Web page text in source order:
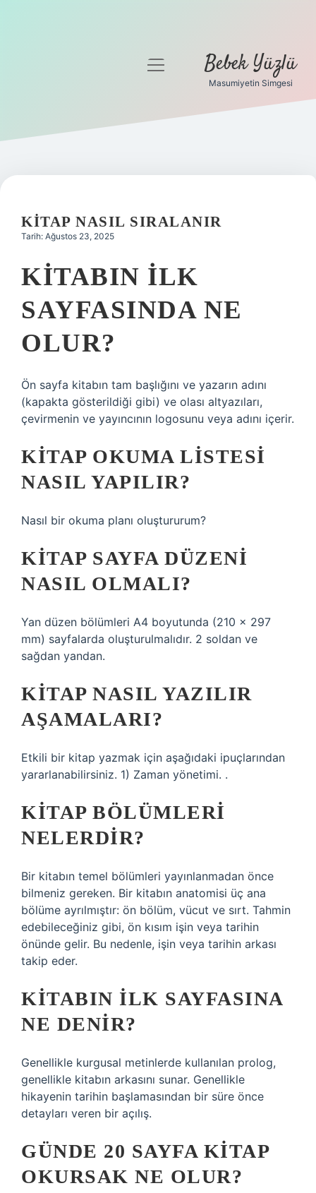
Gizlilik Politikası
Yasal Uyarı
menüyü
Bebek Yüzlü
Masumiyetin Simgesi
KITAP NASIL SIRALANIR
Tarih: Ağustos 23, 2025
KITABIN ILK
SAYFASINDA NE
OLUR?
Ön sayfa kitabın tam başlığını ve yazarın adını
(kapakta gösterildiği gibi) ve olası altyazıları,
çevirmenin ve yayıncının logosunu veya adını içerir.
KITAP OKUMA LISTESI
NASIL YAPILIR?
Nasıl bir okuma planı oluştururum?
KITAP SAYFA DÜZENI
NASIL OLMALI?
Yan düzen bölümleri A4 boyutunda (210 x 297
mm) sayfalarda oluşturulmalıdır. 2 soldan ve
sağdan yandan.
KITAP NASIL YAZILIR
AŞAMALARI?
Etkili bir kitap yazmak için aşağıdaki ipuçlarından
yararlanabilirsiniz. 1) Zaman yönetimi. .
KITAP BÖLÜMLERI
NELERDIR?
Bir kitabın temel bölümleri yayınlanmadan önce
bilmeniz gereken. Bir kitabın anatomisi üç ana
bölüme ayrılmıştır: ön bölüm, vücut ve sırt. Tahmin
edebileceğiniz gibi, ön kısım işin veya tarihin
önünde gelir. Bu nedenle, işin veya tarihin arkası
takip eder.
KITABIN ILK SAYFASINA
NE DENIR?
Genellikle kurgusal metinlerde kullanılan prolog,
genellikle kitabın arkasını sunar. Genellikle
hikayenin tarihin başlamasından bir süre önce
detayları veren bir açılış.
GÜNDE 20 SAYFA KITAP
OKURSAK NE OLUR?